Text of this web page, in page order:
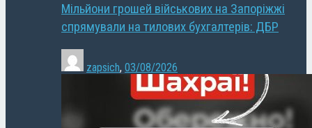
Мільйони грошей військових на Запоріжжі
спрямували на тилових бухгалтерів: ДБР
zapsich, 03/08/2026